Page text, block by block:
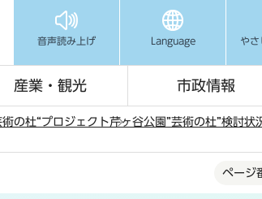
音声読み上げ Language やさ
産業・観光 市政情報
の杜“プロジェクト芹ヶ谷公園”芸術の杜”検討状
ページ